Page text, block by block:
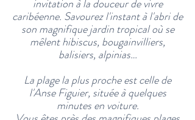
invitation à la douceur de vivre
caribéenne. Savourez l'instant à l'abri de
son magnifique jardin tropical où se
mêlent hibiscus, bougainvilliers,
balisiers, alpinias…
La plage la plus proche est celle de
l'Anse Figuier, située à quelques
minutes en voiture.